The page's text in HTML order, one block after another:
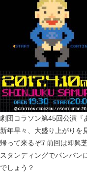
劇団コラソン第45回公演『
新年早々、大盛り上がりを
帰って来るぞ⁉︎ 前回は即興
スタンディングでパンパン
でしょう？